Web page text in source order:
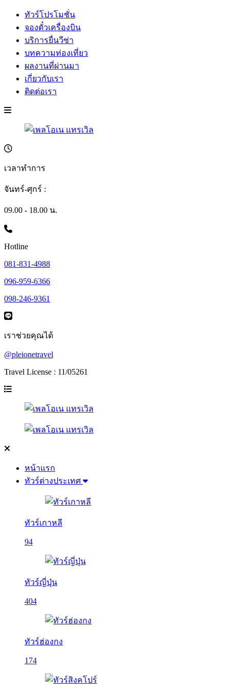
ทัวร์โปรโมชั่น
จองตั๋วเครื่องบิน
บริการยื่นวีซ่า
บทความท่องเที่ยว
ผลงานที่ผ่านมา
เกี่ยวกับเรา
ติดต่อเรา
เวลาทำการ
จันทร์-ศุกร์ :
09.00 - 18.00 น.
Hotline
081-831-4988
096-959-6366
098-246-9361
เราช่วยคุณได้
@pleionetravel
Travel License : 11/05261
หน้าแรก
ทัวร์ต่างประเทศ
ทัวร์เกาหลี
94
ทัวร์ญี่ปุ่น
404
ทัวร์ฮ่องกง
174